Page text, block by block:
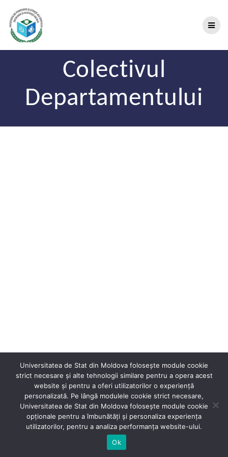
Colectivul
Departamentului
Secție Programare Web al USM®
Universitatea de Stat din Moldova folosește module cookie
strict necesare și alte tehnologii similare pentru a opera acest
website și pentru a oferi utilizatorilor o experiență
personalizată. Pe lângă modulele cookie strict necesare,
Universitatea de Stat din Moldova folosește module cookie
opționale pentru a îmbunătăți și personaliza experiența
utilizatorilor, pentru a analiza performanța website-ului.
Ok